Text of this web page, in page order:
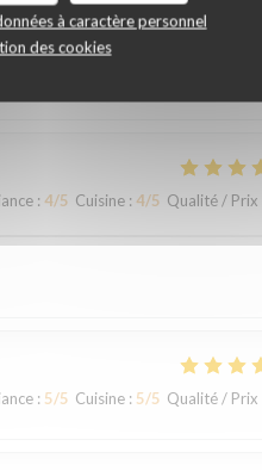
à caractère personnel
des cookies
: 4/5 Cuisine : 4/5 Qualité / Prix
: 5/5 Cuisine : 5/5 Qualité / Prix